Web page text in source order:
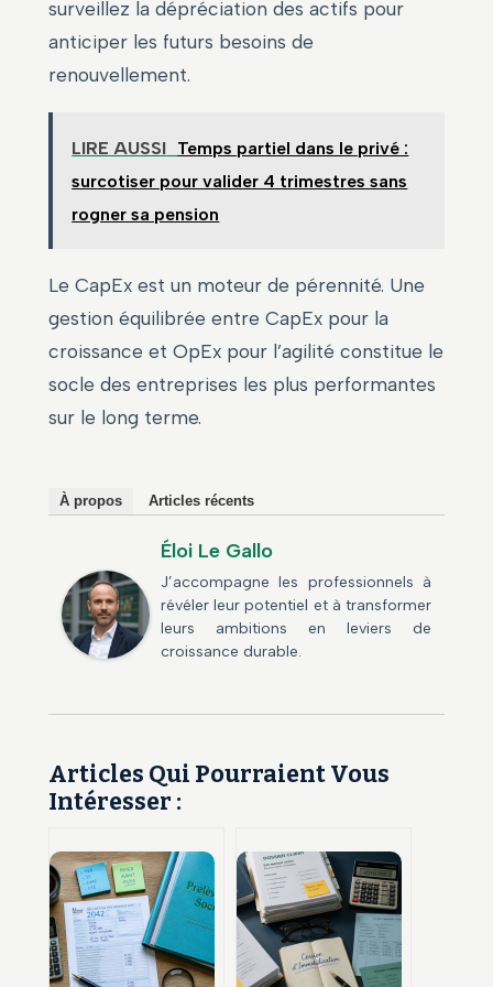
surveillez la dépréciation des actifs pour
anticiper les futurs besoins de
renouvellement.
LIRE AUSSI Temps partiel dans le privé :
surcotiser pour valider 4 trimestres sans
rogner sa pension
Le CapEx est un moteur de pérennité. Une
gestion équilibrée entre CapEx pour la
croissance et OpEx pour l’agilité constitue le
socle des entreprises les plus performantes
sur le long terme.
À propos Articles récents
Éloi Le Gallo
J’accompagne les professionnels à
révéler leur potentiel et à transformer
leurs ambitions en leviers de
croissance durable.
Articles Qui Pourraient Vous
Intéresser :